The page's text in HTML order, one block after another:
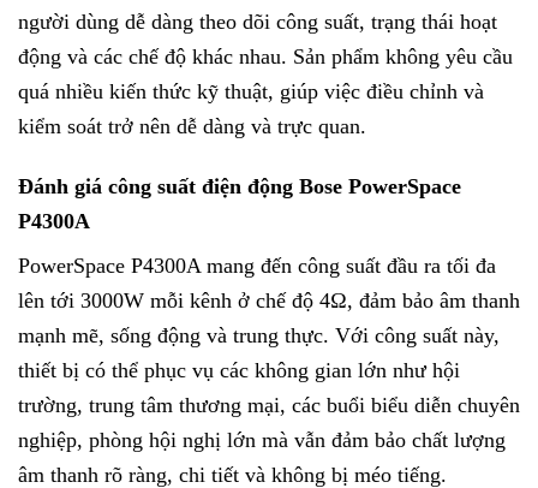
người dùng dễ dàng theo dõi công suất, trạng thái hoạt
động và các chế độ khác nhau. Sản phẩm không yêu cầu
quá nhiều kiến thức kỹ thuật, giúp việc điều chỉnh và
kiểm soát trở nên dễ dàng và trực quan.
Đánh giá công suất điện động Bose PowerSpace
P4300A
PowerSpace P4300A mang đến công suất đầu ra tối đa
lên tới 3000W mỗi kênh ở chế độ 4Ω, đảm bảo âm thanh
mạnh mẽ, sống động và trung thực. Với công suất này,
thiết bị có thể phục vụ các không gian lớn như hội
trường, trung tâm thương mại, các buổi biểu diễn chuyên
nghiệp, phòng hội nghị lớn mà vẫn đảm bảo chất lượng
âm thanh rõ ràng, chi tiết và không bị méo tiếng.